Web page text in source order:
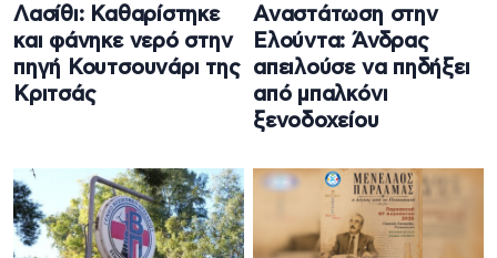
Λασίθι: Καθαρίστηκε
και φάνηκε νερό στην
πηγή Κουτσουνάρι της
Κριτσάς
Αναστάτωση στην
Ελούντα: Άνδρας
απειλούσε να πηδήξει
από μπαλκόνι
ξενοδοχείου